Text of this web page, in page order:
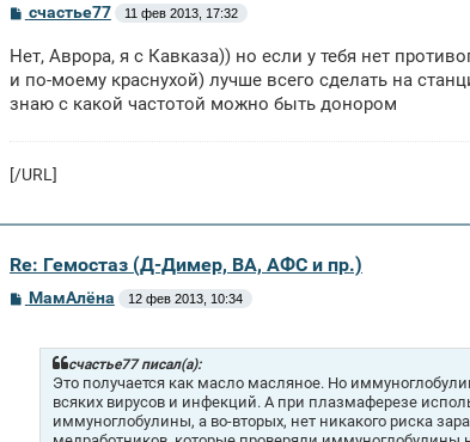
С
б
щ
н
счастье77 11 фев 2013, 17:32
Нет, Аврора, я с Кавказа)) но если у тебя нет
и по-моему краснухой) лучше всего сделать на
знаю с какой частотой можно быть донором
[/URL]
Re: Гемостаз (Д-Димер, ВА, АФС и пр.)
СМамАлёна 12 фев 2013, 10:34
счастье77 писал(а):
Это получается как масло масляное. Но
всяких вирусов и инфекций. А при плазмаферезе
иммуноглобулины, а во-вторых, нет никакого риска